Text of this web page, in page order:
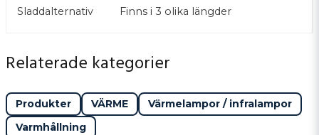
Sladdalternativ Finns i 3 olika längder
Relaterade kategorier
Produkter VÄRME
Värmelampor / infralampor
Varmhållning